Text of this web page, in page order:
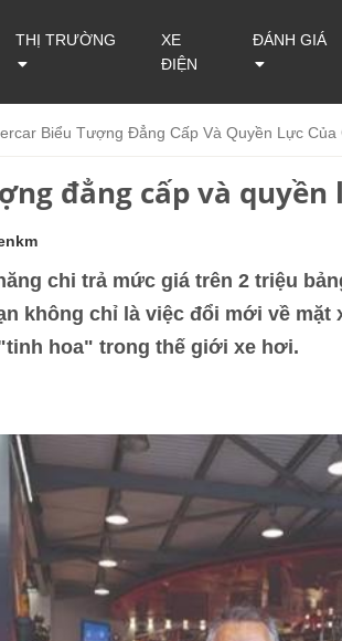
THỊ TRƯỜNG
XE
ĐIỆN
ĐÁNH GIÁ
Biểu Tượng Đẳng Cấp Và Quyền Lực Của
đẳng cấp và quyền
chi trả mức giá trên 2 triệu
không chỉ là việc đổi mới về mặt
hoa" trong thế giới xe hơi.